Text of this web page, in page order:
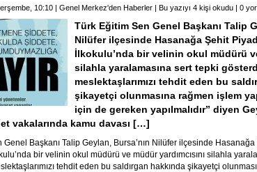
10:10 | Genel Merkez'den Haberler | Bu yazıyı 4 kişi okudu | 0
Türk Eğitim Sen Genel Başkanı Talip
Nilüfer ilçesinde Hasanağa Şehit
İlkokulu’nda bir velinin okul müdürü ve
silahla yaralamasına sert tepki
meslektaşlarımızı tehdit eden bu
şikayetçi olunmasına rağmen işlem
için de gereken yapılmalıdır” diyen
vakalarında kamu davası […]
Genel Başkanı Talip Geylan, Bursa’nın Nilüfer ilçesinde
bir velinin okul müdürü ve müdür yardımcısını silahla
tehdit eden bu saldırgan hakkında şikayetçi